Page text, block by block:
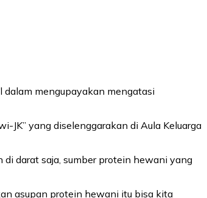
mengupayakan mengatasi
JK” yang diselenggarakan di Aula Keluarga
darat saja, sumber protein hewani yang
asupan protein hewani itu bisa kita